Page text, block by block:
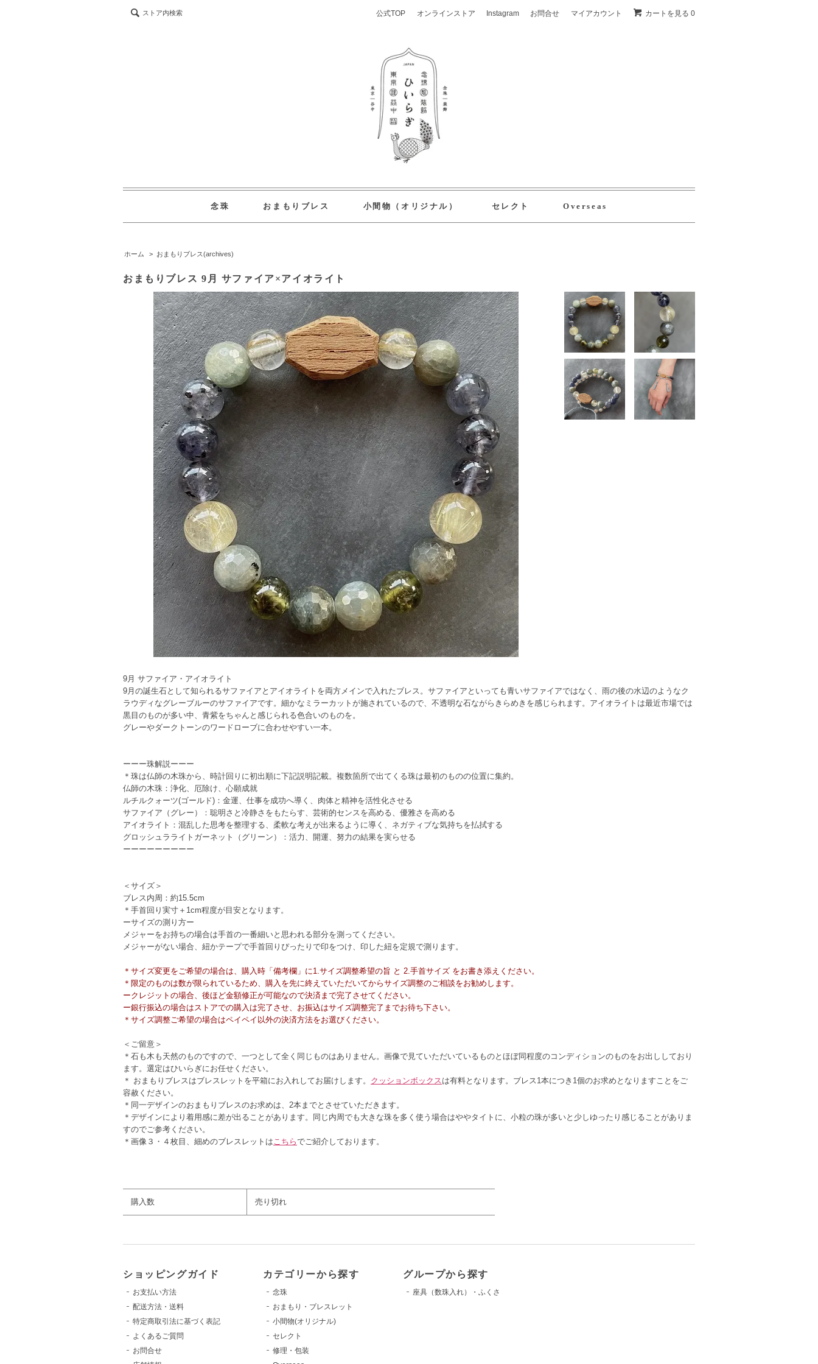
カートを見る 0
マイアカウント
お問合せ
Instagram
オンラインストア
公式TOP
ストア内検索
念珠 おまもりブレス 小間物（オリジナル） セレクト Overseas
ホーム > おまもりブレス(archives)
おまもりブレス 9月 サファイア×アイオライト
9月 サファイア・アイオライト
9月の誕生石として知られるサファイアとアイオライトを両方メインで入れたブレス。サファイアといっても青いサファイアではなく、雨の後の水辺のようなク
ラウディなグレーブルーのサファイアです。細かなミラーカットが施されているので、不透明な石ながらきらめきを感じられます。アイオライトは最近市場では
黒目のものが多い中、青紫をちゃんと感じられる色合いのものを。
グレーやダークトーンのワードローブに合わせやすい一本。
ーーー珠解説ーーー
＊珠は仏師の木珠から、時計回りに初出順に下記説明記載。複数箇所で出てくる珠は最初のものの位置に集約。
仏師の木珠：浄化、厄除け、心願成就
ルチルクォーツ(ゴールド)：金運、仕事を成功へ導く、肉体と精神を活性化させる
サファイア（グレー）：聡明さと冷静さをもたらす、芸術的センスを高める、優雅さを高める
アイオライト：混乱した思考を整理する、柔軟な考えが出来るように導く、ネガティブな気持ちを払拭する
グロッシュラライトガーネット（グリーン）：活力、開運、努力の結果を実らせる
ーーーーーーーーー
＜サイズ＞
ブレス内周：約15.5cm
＊手首回り実寸＋1cm程度が目安となります。
ーサイズの測り方ー
メジャーをお持ちの場合は手首の一番細いと思われる部分を測ってください。
メジャーがない場合、紐かテープで手首回りぴったりで印をつけ、印した紐を定規で測ります。
＊サイズ変更をご希望の場合は、購入時「備考欄」に1.サイズ調整希望の旨 と 2.手首サイズ をお書き添えください。
＊限定のものは数が限られているため、購入を先に終えていただいてからサイズ調整のご相談をお勧めします。
ークレジットの場合、後ほど金額修正が可能なので決済まで完了させてください。
ー銀行振込の場合はストアでの購入は完了させ、お振込はサイズ調整完了までお待ち下さい。
＊サイズ調整ご希望の場合はペイペイ以外の決済方法をお選びください。
＜ご留意＞
＊石も木も天然のものですので、一つとして全く同じものはありません。画像で見ていただいているものとほぼ同程度のコンディションのものをお出ししており
ます。選定はひいらぎにお任せください。
＊ おまもりブレスはブレスレットを平箱にお入れしてお届けします。 クッションボックス は有料となります。ブレス1本につき1個のお求めとなりますことをご
容赦ください。
＊同一デザインのおまもりブレスのお求めは、2本までとさせていただきます。
＊デザインにより着用感に差が出ることがあります。同じ内周でも大きな珠を多く使う場合はややタイトに、小粒の珠が多いと少しゆったり感じることがありま
すのでご参考ください。
＊画像３・４枚目、細めのブレスレットは こちらでご紹介しております。
購入数 売り切れ
ショッピングガイド
お支払い方法
配送方法・送料
特定商取引法に基づく表記
よくあるご質問
お問合せ
カテゴリーから探す
念珠
おまもり・ブレスレット
小間物(オリジナル)
セレクト
修理・包装
グループから探す
座具（数珠入れ）・ふくさ